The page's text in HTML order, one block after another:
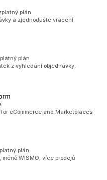
plán
a zjednodušte vracení
plán
z vyhledání objednávky.
eCommerce and Marketplaces
plán
WISMO, více prodejů